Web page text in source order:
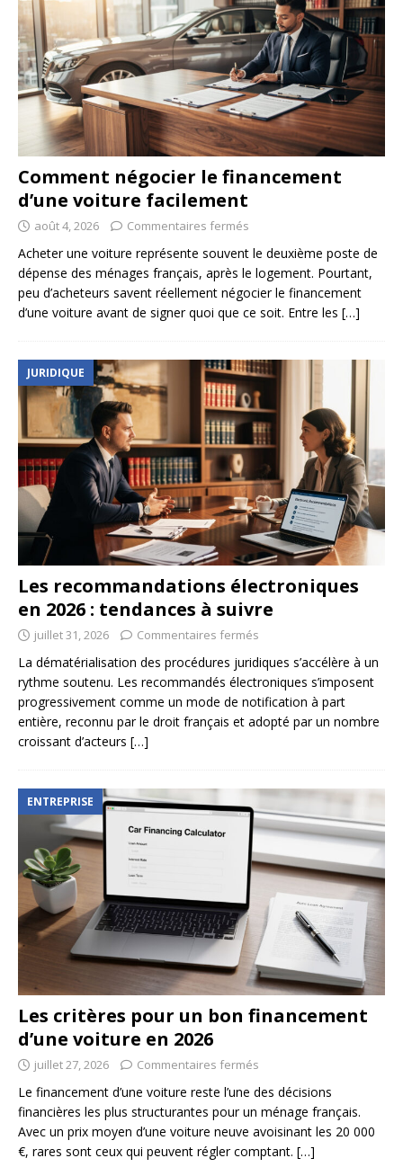
Comment négocier le financement
d’une voiture facilement
août 4, 2026 Commentaires fermés
Acheter une voiture représente souvent le deuxième poste de
dépense des ménages français, après le logement. Pourtant,
peu d’acheteurs savent réellement négocier le financement
d’une voiture avant de signer quoi que ce soit. Entre les […]
JURIDIQUE
Les recommandations électroniques
en 2026 : tendances à suivre
juillet 31, 2026 Commentaires fermés
La dématérialisation des procédures juridiques s’accélère à un
rythme soutenu. Les recommandés électroniques s’imposent
progressivement comme un mode de notification à part
entière, reconnu par le droit français et adopté par un nombre
croissant d’acteurs […]
ENTREPRISE
Les critères pour un bon financement
d’une voiture en 2026
juillet 27, 2026 Commentaires fermés
Le financement d’une voiture reste l’une des décisions
financières les plus structurantes pour un ménage français.
Avec un prix moyen d’une voiture neuve avoisinant les 20 000
€, rares sont ceux qui peuvent régler comptant. […]